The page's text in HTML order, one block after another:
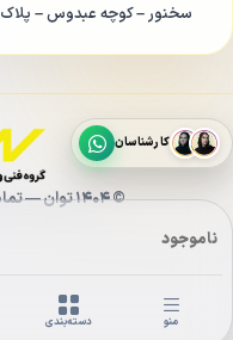
سخنور – کوچه عبدوس – پلاک ۴۳ – واحد ۸
© ۱۴۰۴ توان — تمامی حقوق محفوظ است.
کارشناسان
ناموجود
منو دسته‌بندی